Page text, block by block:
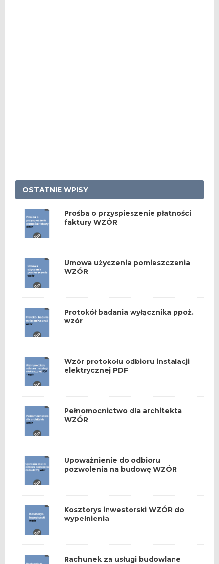
OSTATNIE WPISY
Prośba o przyspieszenie płatności
faktury WZÓR
Umowa użyczenia pomieszczenia
WZÓR
Protokół badania wyłącznika ppoż.
wzór
Wzór protokołu odbioru instalacji
elektrycznej PDF
Pełnomocnictwo dla architekta
WZÓR
Upoważnienie do odbioru
pozwolenia na budowę WZÓR
Kosztorys inwestorski WZÓR do
wypełnienia
Rachunek za usługi budowlane